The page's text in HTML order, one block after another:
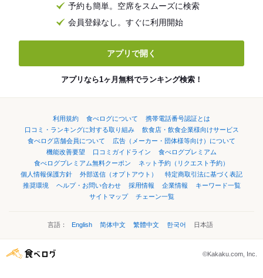
予約も簡単。空席をスムーズに検索
会員登録なし。すぐに利用開始
アプリで開く
アプリなら1ヶ月無料でランキング検索！
利用規約 食べログについて
携帯電話番号認証とは
口コミ・ランキングに対する取り組み
飲食店・飲食企業様向けサービス
食べログ店舗会員について
広告（メーカー・団体様等向け）について
機能改善要望
口コミガイドライン
食べログプレミアム
食べログプレミアム無料クーポン
ネット予約（リクエスト予約）
個人情報保護方針
外部送信（オプトアウト）
特定商取引法に基づく表記
推奨環境
ヘルプ・お問い合わせ 採用情報 企業情報
キーワード一覧
サイトマップ
チェーン一覧
言語： English 简体中文 繁體中文 한국어 日本語
©Kakaku.com, Inc.